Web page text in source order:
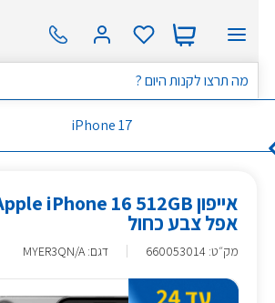
iPhone 17
אייפון Apple iPhone 16 512GB
אפל צבע כחול
מק״ט:
660053014 דגם: MYER3QN/A